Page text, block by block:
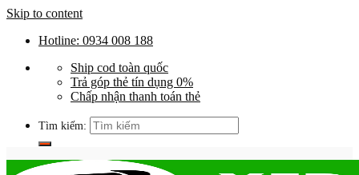
Skip to content
Hotline: 0934 008 188
Ship cod toàn quốc
Trả góp thẻ tín dụng 0%
Chấp nhận thanh toán thẻ
Tìm kiếm: